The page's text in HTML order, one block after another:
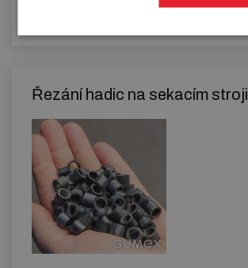
Řezání hadic na sekacím stroji